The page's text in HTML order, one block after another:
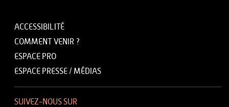
ACCESSIBILITÉ
COMMENT VENIR ?
ESPACE PRO
ESPACE PRESSE / MÉDIAS
SUIVEZ-NOUS SUR